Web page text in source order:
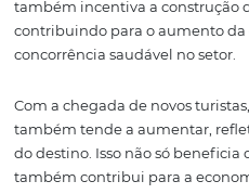
O Parque Beto Carrero não
entretenimento; ele é um
também buscam
Penha e Itajaí. Essa
significativo no número de
desenvolvimento robusto